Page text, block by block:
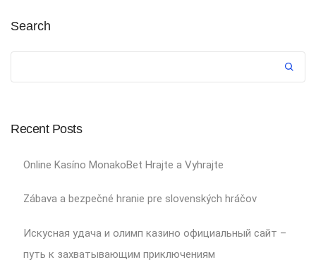
Search
Recent Posts
Online Kasíno MonakoBet Hrajte a Vyhrajte
Zábava a bezpečné hranie pre slovenských hráčov
Искусная удача и олимп казино официальный сайт –
путь к захватывающим приключениям